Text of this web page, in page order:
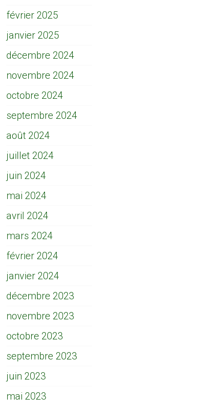
février 2025
janvier 2025
décembre 2024
novembre 2024
octobre 2024
septembre 2024
août 2024
juillet 2024
juin 2024
mai 2024
avril 2024
mars 2024
février 2024
janvier 2024
décembre 2023
novembre 2023
octobre 2023
septembre 2023
juin 2023
mai 2023